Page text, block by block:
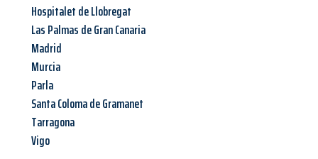
Hospitalet de Llobregat
Las Palmas de Gran Canaria
Madrid
Murcia
Parla
Santa Coloma de Gramanet
Tarragona
Vigo